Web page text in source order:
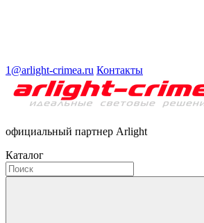
1@arlight-crimea.ru Контакты
официальный партнер Arlight
Каталог